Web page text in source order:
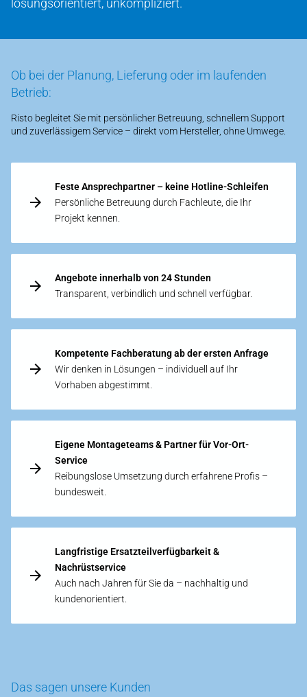
lösungsorientiert, unkompliziert.
Ob bei der Planung, Lieferung oder im laufenden
Betrieb:
Risto begleitet Sie mit persönlicher Betreuung, schnellem Support
und zuverlässigem Service – direkt vom Hersteller, ohne Umwege.
Feste Ansprechpartner – keine Hotline-Schleifen
Persönliche Betreuung durch Fachleute, die Ihr
Projekt kennen.
Angebote innerhalb von 24 Stunden
Transparent, verbindlich und schnell verfügbar.
Kompetente Fachberatung ab der ersten Anfrage
Wir denken in Lösungen – individuell auf Ihr
Vorhaben abgestimmt.
Eigene Montageteams & Partner für Vor-Ort-
Service
Reibungslose Umsetzung durch erfahrene Profis –
bundesweit.
Langfristige Ersatzteilverfügbarkeit &
Nachrüstservice
Auch nach Jahren für Sie da – nachhaltig und
kundenorientiert.
Das sagen unsere Kunden